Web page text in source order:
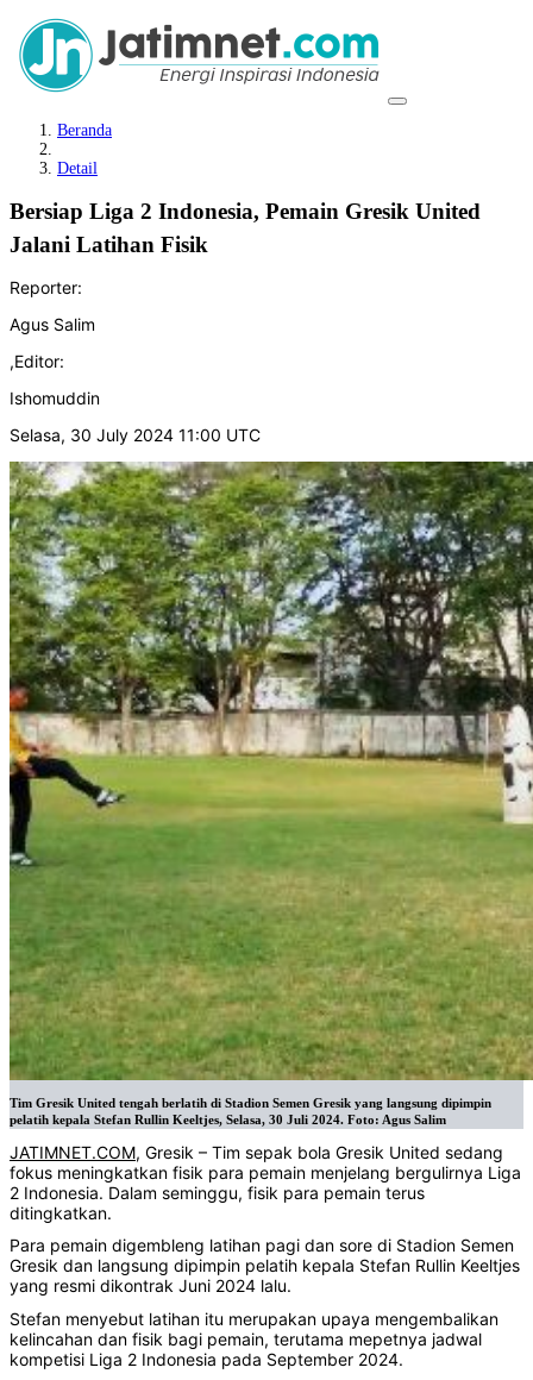
Beranda
Detail
Bersiap Liga 2 Indonesia, Pemain Gresik United
Jalani Latihan Fisik
Reporter:
Agus Salim
,Editor:
Ishomuddin
Selasa, 30 July 2024 11:00 UTC
Tim Gresik United tengah berlatih di Stadion Semen Gresik yang langsung dipimpin
pelatih kepala Stefan Rullin Keeltjes, Selasa, 30 Juli 2024. Foto: Agus Salim
JATIMNET.COM, Gresik – Tim sepak bola Gresik United sedang
fokus meningkatkan fisik para pemain menjelang bergulirnya Liga
2 Indonesia. Dalam seminggu, fisik para pemain terus
ditingkatkan.
Para pemain digembleng latihan pagi dan sore di Stadion Semen
Gresik dan langsung dipimpin pelatih kepala Stefan Rullin Keeltjes
yang resmi dikontrak Juni 2024 lalu.
Stefan menyebut latihan itu merupakan upaya mengembalikan
kelincahan dan fisik bagi pemain, terutama mepetnya jadwal
kompetisi Liga 2 Indonesia pada September 2024.